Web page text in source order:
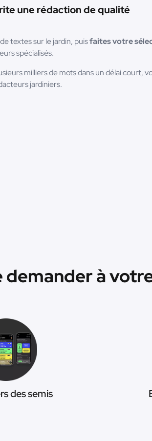
une rédaction de qualité
textes sur le jardin, puisfaites votre
spécialisés.
milliers de mots dans un délai court,
jardiniers.
demander à
des semis